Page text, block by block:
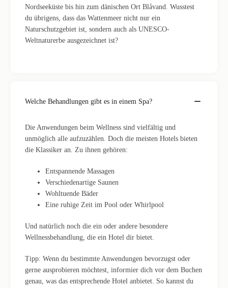
Nordseeküste bis hin zum dänischen Ort Blåvand. Wusstest
du übrigens, dass das Wattenmeer nicht nur ein
Naturschutzgebiet ist, sondern auch als UNESCO-
Weltnaturerbe ausgezeichnet ist?
Welche Behandlungen gibt es in einem Spa?
Die Anwendungen beim Wellness sind vielfältig und
unmöglich alle aufzuzählen. Doch die meisten Hotels bieten
die Klassiker an. Zu ihnen gehören:
Entspannende Massagen
Verschiedenartige Saunen
Wohltuende Bäder
Eine ruhige Zeit im Pool oder Whirlpool
Und natürlich noch die ein oder andere besondere
Wellnessbehandlung, die ein Hotel dir bietet.
Tipp: Wenn du bestimmte Anwendungen bevorzugst oder
gerne ausprobieren möchtest, informier dich vor dem Buchen
genau, was das entsprechende Hotel anbietet. So kannst du